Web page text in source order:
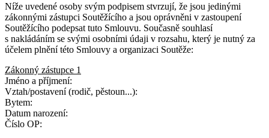
Níže uvedené osoby svým podpisem stvrzují, že jsou jedinými
zákonnými zástupci Soutěžícího a jsou oprávněni v zastoupení
Soutěžícího podepsat tuto Smlouvu. Současně souhlasí
s nakládáním se svými osobními údaji v rozsahu, který je nutný za
účelem plnění této Smlouvy a organizaci Soutěže:
Zákonný zástupce 1
Jméno a příjmení:
Vztah/postavení (rodič, pěstoun...):
Bytem:
Datum narození:
Číslo OP: